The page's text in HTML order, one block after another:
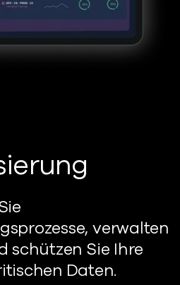
verwalten
schützen Sie Ihre
Daten.